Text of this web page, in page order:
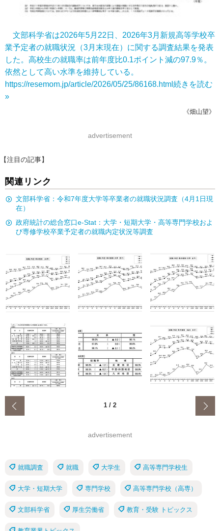
文部科学省は2026年5月22日、2026年3月新規高等学校卒
業予定者の就職状況（3月末現在）に関する調査結果を発表
した。高校生の就職率は前年度比0.1ポイント減の97.9％。
依然として高い水準を維持している。
https://resemom.jp/article/2026/05/25/86168.html 続きを読む
»
《畑山望》
advertisement
【注目の記事】
関連リンク
文部科学省：令和7年度大学等卒業者の就職状況調査（4月1日現
在）
政府統計の総合窓口e-Stat：大学・短期大学・高等専門学校およ
び専修学校卒業予定者の就職内定状況等調査
1 / 2
advertisement
就職調査 就職 大学生 高等専門学校生
大学・短期大学 専門学校 高等専門学校（高専）
文部科学省 厚生労働省 教育・受験 トピックス